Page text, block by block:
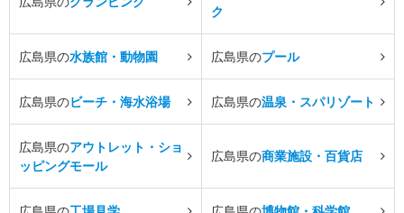
ク
広島県の水族館・動物園 広島県のプール
広島県のビーチ・海水浴場 広島県の温泉・スパリゾート
広島県のアウトレット・ショ
ッピングモール
広島県の商業施設・百貨店